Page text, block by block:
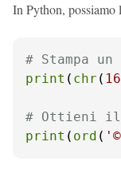
In Python, possiamo
# Stampa
print ( chr (
# Ottieni il
print ( ord (